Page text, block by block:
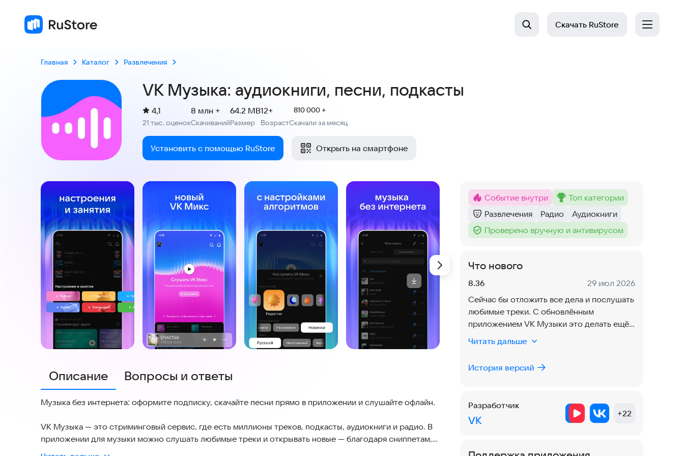
Скачать RuStore
Главная Каталог Развлечения
VK Музыка: аудиокниги, песни, подкасты
Рейтинг:
4,1
21 тыс. оценокСкачиваний
8 млн +
Размер
64.2 MB
Возраст
12+
810 000 +
Скачали за месяц
Установить с помощью RuStore Открыть на смартфоне
Скриншоты
Описание Вопросы и ответы
Музыка без интернета: оформите подписку, скачайте песни прямо в приложении и слушайте офлайн.
VK Музыка — это стриминговый сервис, где есть миллионы треков, подкасты, аудиокниги и радио. В
приложении для музыки можно слушать любимые треки и открывать новые — благодаря сниппетам,
плейлистам настроений и рекомендациям от алгоритмов, пользователей, сообществ и редакции.
Метка:
Событие внутри
Метка:
топ категории
Категория :
Развлечения
Тег:
Радио
Тег:
Аудиокниги
Тег :
Проверено вручную и антивирусом
Что нового
Версия:
8.36 Дата:
29 июл 2026
Сейчас бы отложить все дела и послушать
любимые треки. С обновлённым
приложением VK Музыки это делать ещё
приятнее, ведь мы внесли небольшие
доработки и повысили стабильность.
Читать дальше
История версий
Разработчик
VK
+22